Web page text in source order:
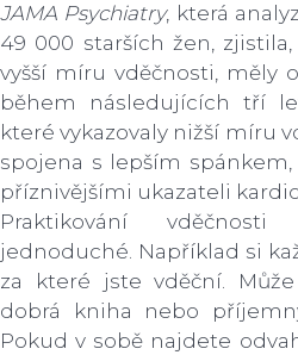
JAMA Psychiatry, která
49 000 starších žen,
vyšší míru vděčnosti, měly
během následujících tří
které vykazovaly nižší míru
spojena s lepším
příznivějšími ukazateli
Praktikování
jednoduché. Například si
za které jste vděční.
dobrá kniha nebo
Pokud v sobě najdete